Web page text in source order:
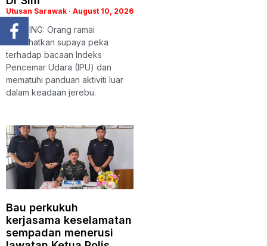
Utusan Sarawak August 10, 2026
KUCHING: Orang ramai
dinasihatkan supaya peka
terhadap bacaan Indeks
Pencemar Udara (IPU) dan
mematuhi panduan aktiviti luar
dalam keadaan jerebu.
Bau perkukuh
kerjasama keselamatan
sempadan menerusi